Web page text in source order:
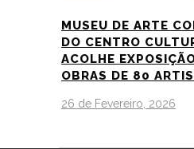
MUSEU DE ARTE
DO CENTRO
ACOLHE
OBRAS DE 80
26 de Fevereiro, 2026